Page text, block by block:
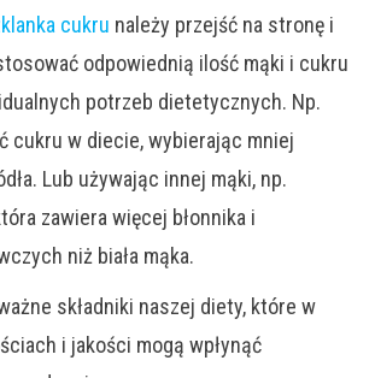
cukru należy przejść na stronę i
odpowiednią ilość mąki i cukru
potrzeb dietetycznych. Np.
cukru w diecie, wybierając mniej
Lub używając innej mąki, np.
zawiera więcej błonnika i
niż biała mąka.
składniki naszej diety, które w
i jakości mogą wpłynąć